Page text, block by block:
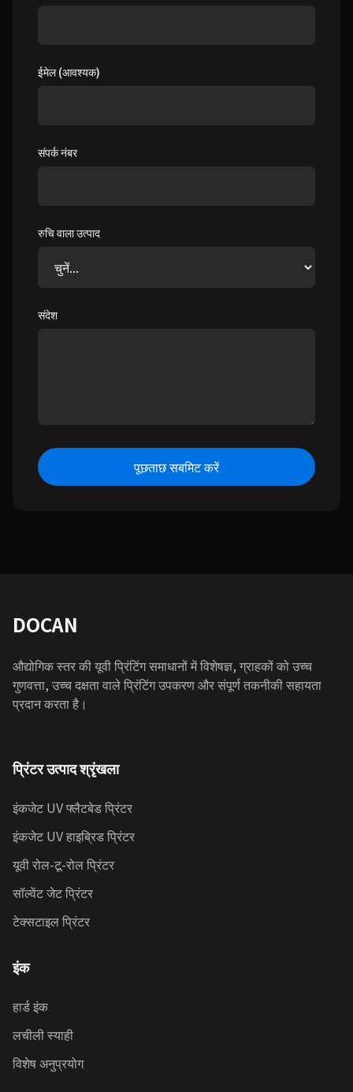
ईमेल (आवश्यक)
संपर्क नंबर
रुचि वाला उत्पाद
संदेश
पूछताछ सबमिट करें
DOCAN
औद्योगिक स्तर की यूवी प्रिंटिंग समाधानों में विशेषज्ञ, ग्राहकों को उच्च
गुणवत्ता, उच्च दक्षता वाले प्रिंटिंग उपकरण और संपूर्ण तकनीकी सहायता
प्रदान करता है।
प्रिंटर उत्पाद श्रृंखला
इंकजेट UV फ्लैटबेड प्रिंटर
इंकजेट UV हाइब्रिड प्रिंटर
यूवी रोल-टू-रोल प्रिंटर
सॉल्वेंट जेट प्रिंटर
टेक्सटाइल प्रिंटर
इंक
हार्ड इंक
लचीली स्याही
विशेष अनुप्रयोग